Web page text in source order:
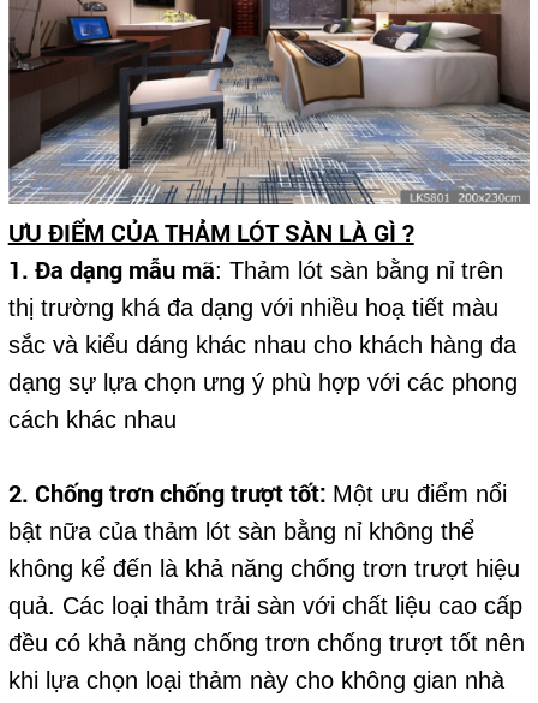
ƯU ĐIỂM CỦA THẢM LÓT SÀN LÀ GÌ ?
1. Đa dạng mẫu mã: Thảm lót sàn bằng nỉ trên
thị trường khá đa dạng với nhiều hoạ tiết màu
sắc và kiểu dáng khác nhau cho khách hàng đa
dạng sự lựa chọn ưng ý phù hợp với các phong
cách khác nhau
2. Chống trơn chống trượt tốt: Một ưu điểm nổi
bật nữa của thảm lót sàn bằng nỉ không thể
không kể đến là khả năng chống trơn trượt hiệu
quả. Các loại thảm trải sàn với chất liệu cao cấp
đều có khả năng chống trơn chống trượt tốt nên
khi lựa chọn loại thảm này cho không gian nhà